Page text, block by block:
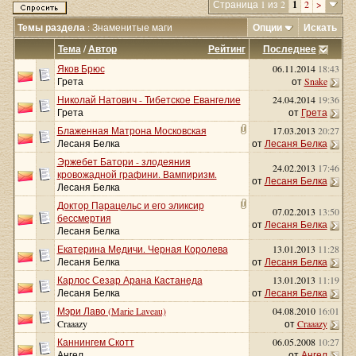
Страница 1 из 2 1 2 >
Темы раздела: Знаменитые маги Опции
Искать
Рейтинг
Тема/Автор Последнее
Яков Брюс
Грета
06.11.2014 18:43
отSnake
Николай Натович - Тибетское Евангелие
Грета
24.04.2014 19:36
от Грета
Блаженная Матрона Московская
Лесаня Белка
17.03.2013 20:27
от Лесаня Белка
Эржебет Батори - злодеяния
кровожадной графини. Вампиризм.
Лесаня Белка
24.02.2013 17:46
от Лесаня Белка
Доктор Парацельс и его эликсир
бессмертия
Лесаня Белка
07.02.2013 13:50
от Лесаня Белка
Екатерина Медичи. Черная Королева
Лесаня Белка
13.01.2013 11:28
от Лесаня Белка
Карлос Сезар Арана Кастанеда
Лесаня Белка
13.01.2013 11:19
от Лесаня Белка
Мэри Лаво (Marie Laveau)
Craaazy
04.08.2010 16:01
отCraaazy
Каннингем Скотт
06.05.2008 10:27